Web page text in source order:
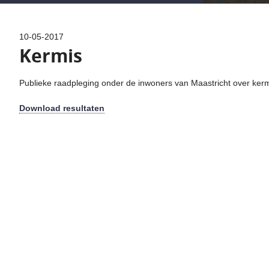
10-05-2017
Kermis
Publieke raadpleging onder de inwoners van Maastricht over
Download resultaten